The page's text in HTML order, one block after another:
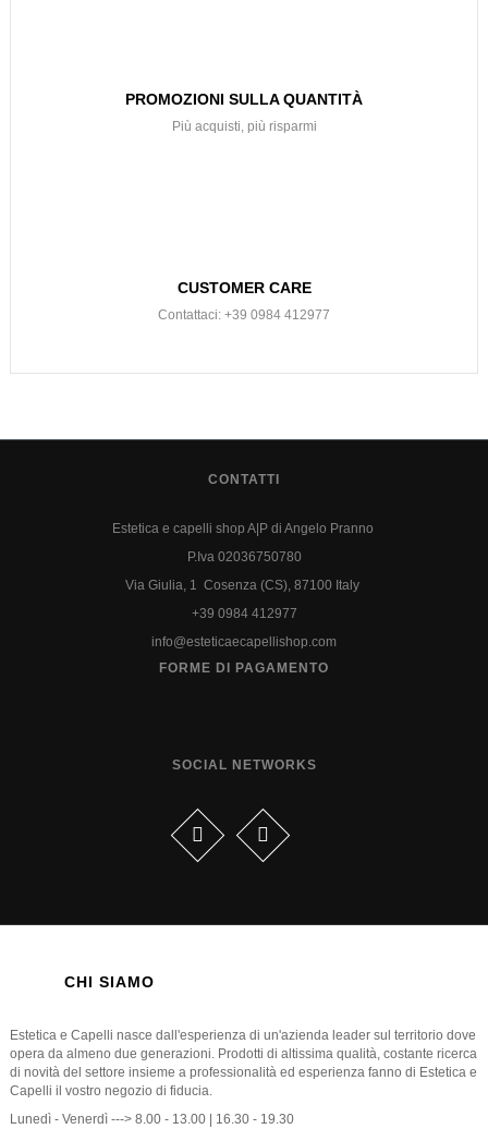
PROMOZIONI SULLA QUANTITÀ
Più acquisti, più risparmi
CUSTOMER CARE
Contattaci: +39 0984 412977
CONTATTI
Estetica e capelli shop A|P di Angelo Pranno
P.Iva 02036750780
Via Giulia, 1 Cosenza (CS), 87100 Italy
+39 0984 412977
info@esteticaecapellishop.com
FORME DI PAGAMENTO
SOCIAL NETWORKS
CHI SIAMO
Estetica e Capelli nasce dall'esperienza di un'azienda leader sul territorio dove
opera da almeno due generazioni. Prodotti di altissima qualità, costante ricerca
di novità del settore insieme a professionalità ed esperienza fanno di Estetica e
Capelli il vostro negozio di fiducia.
Lunedì - Venerdì ---> 8.00 - 13.00 | 16.30 - 19.30